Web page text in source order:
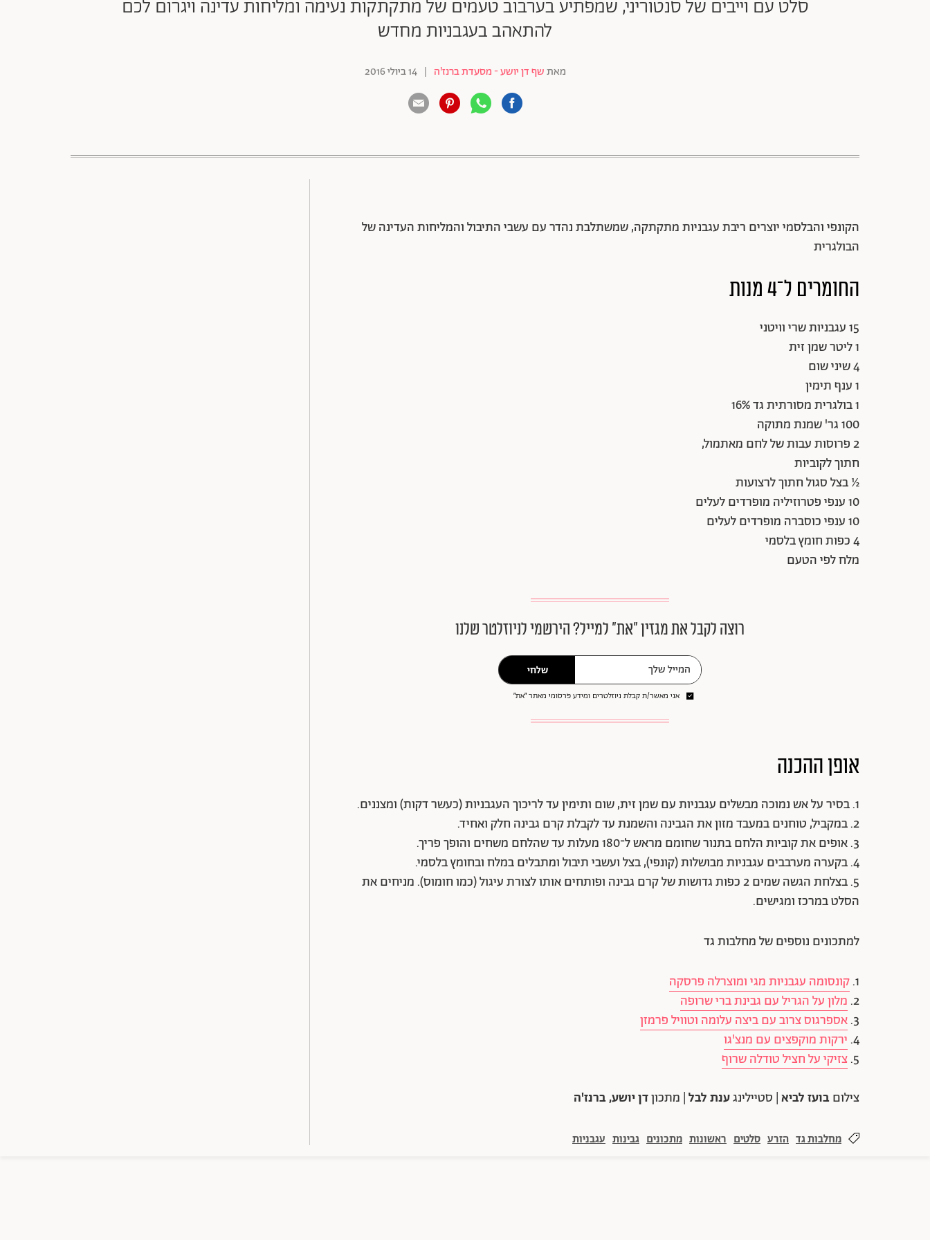
סלט עם וייבים של סנטוריני, שמפתיע בערבוב טעמים של מתקתקות נעימה ומליחות עדינה ויגרום לכם
להתאהב בעגבניות מחדש
מאתשף דן יושע - מסעדת ברנז'ה | 14 ביולי 2016
הקונפי והבלסמי יוצרים ריבת עגבניות מתקתקה, שמשתלבת נהדר עם עשבי התיבול והמליחות העדינה של
הבולגרית
החומרים ל־4 מנות
15 עגבניות שרי וויטני
1 ליטר שמן זית
4 שיני שום
1 ענף תימין
1 בולגרית מסורתית גד 16%
100 גר' שמנת מתוקה
2 פרוסות עבות של לחם מאתמול,
חתוך לקוביות
½ בצל סגול חתוך לרצועות
10 ענפי פטרוזיליה מופרדים לעלים
10 ענפי כוסברה מופרדים לעלים
4 כפות חומץ בלסמי
מלח לפי הטעם
רוצה לקבל את מגזין ״את״ למייל? הירשמי לניוזלטר שלנו
שלחי
אני מאשר/ת קבלת ניוזלטרים ומידע פרסומי מאתר ״את״
אופן ההכנה
1. בסיר על אש נמוכה מבשלים עגבניות עם שמן זית, שום ותימין עד לריכוך העגבניות (כעשר דקות) ומצננים.
2. במקביל, טוחנים במעבד מזון את הגבינה והשמנת עד לקבלת קרם גבינה חלק ואחיד.
3. אופים את קוביות הלחם בתנור שחומם מראש ל־180 מעלות עד שהלחם משחים והופך פריך.
4. בקערה מערבבים עגבניות מבושלות (קונפי), בצל ועשבי תיבול ומתבלים במלח ובחומץ בלסמי.
5. בצלחת הגשה שמים 2 כפות גדושות של קרם גבינה ופותחים אותו לצורת עיגול (כמו חומוס). מניחים את
הסלט במרכז ומגישים.
למתכונים נוספים של מחלבות גד
1. קונסומה עגבניות מגי ומוצרלה פרסקה
2. מלון על הגריל עם גבינת ברי שרופה
3. אספרגוס צרוב עם ביצה עלומה וטוויל פרמזן
4. ירקות מוקפצים עם מנצ'גו
5. צזיקי על חציל טודלה שרוף
צילוםבועז לביא | סטיילינגענת לבל | מתכוןדן יושע, ברנז'ה
מחלבות גד הזרע סלטים ראשונות מתכונים גבינות עגבניות